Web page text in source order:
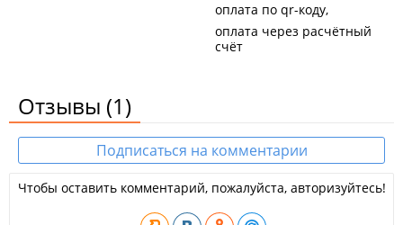
оплата по qr-коду
оплата через расчётный
счёт
Отзывы (1)
Подписаться на комментарии
Чтобы оставить комментарий, пожалуйста, авторизуйтесь!